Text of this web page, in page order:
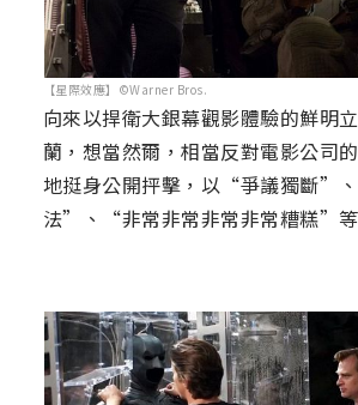
【星際效應】©Warner Bros.
向來以捍衛大銀幕觀影體驗的鮮明
蘭，想當然爾，相當反對電影公司
地挺身公開抨擊，以“爭議獨斷”
法”、“非常非常非常非常糟糕”等